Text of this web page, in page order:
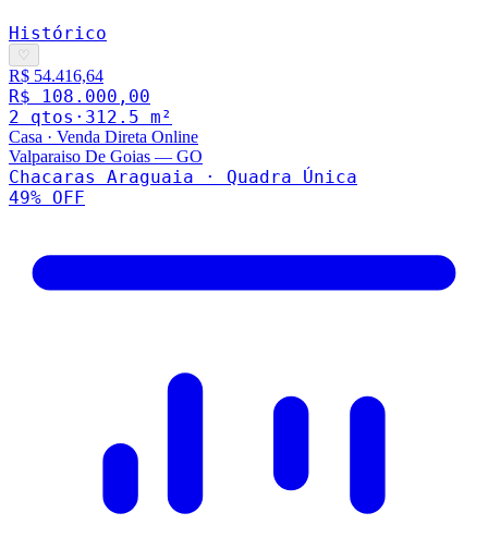
Histórico
♡
R$ 54.416,64
R$ 108.000,00
2 qtos · 312.5 m²
Casa · Venda Direta Online
Valparaiso De Goias — GO
Chacaras Araguaia · Quadra Única
49% OFF